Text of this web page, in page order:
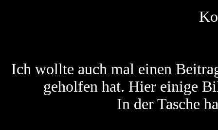
Ich wollte auch mal einen
geholfen hat. Hier einige
In der Tasche